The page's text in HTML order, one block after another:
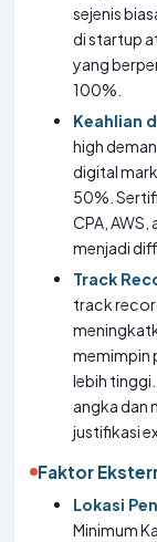
sejenis
di startup
yang
100%.
Keahlian
high
digital
50%.
CPA, AWS,
menjadi
Track
track
memimpin
lebih
angka dan
justifikasi
Faktor
Lokasi
Minimum